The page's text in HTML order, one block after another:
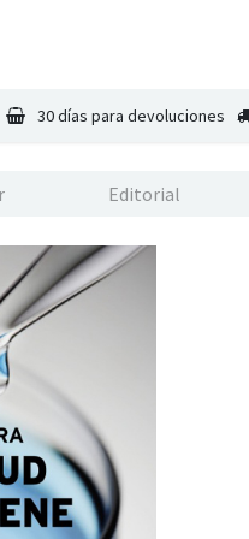
30 días para devoluciones